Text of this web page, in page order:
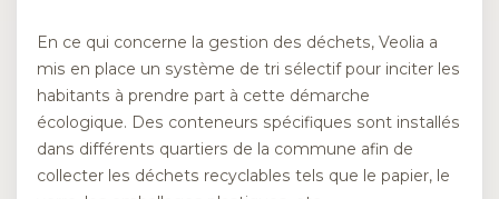
En ce qui concerne la gestion des déchets, Veolia a
mis en place un système de tri sélectif pour inciter les
habitants à prendre part à cette démarche
écologique. Des conteneurs spécifiques sont installés
dans différents quartiers de la commune afin de
collecter les déchets recyclables tels que le papier, le